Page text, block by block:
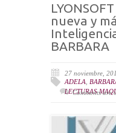
nueva y
BARBARA
27 noviembre,
ADELA
LECTURAS
Comments are